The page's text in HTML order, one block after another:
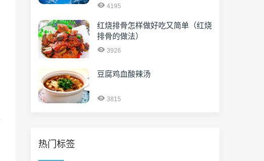
4195
红烧排骨怎样做好吃又简单（红烧
排骨的做法）
3926
豆腐鸡血酸辣汤
3815
热门标签